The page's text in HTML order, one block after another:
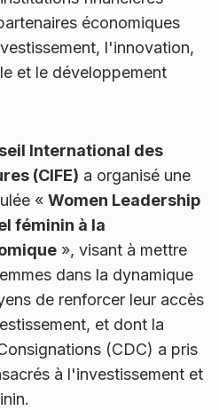
économiques
l'innovation,
et le développement
International des
(CIFE) a organisé une
« Women Leadership
féminin à la
», visant à mettre
dans la dynamique
de renforcer leur accès
et dont la
(CDC) a pris
à l'investissement et